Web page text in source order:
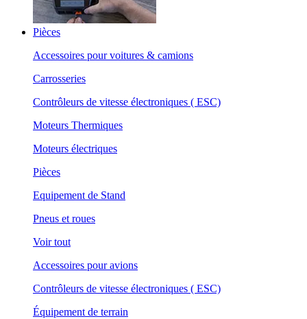
Pièces
Accessoires pour voitures & camions
Carrosseries
Contrôleurs de vitesse électroniques ( ESC)
Moteurs Thermiques
Moteurs électriques
Pièces
Equipement de Stand
Pneus et roues
Voir tout
Accessoires pour avions
Contrôleurs de vitesse électroniques ( ESC)
Équipement de terrain